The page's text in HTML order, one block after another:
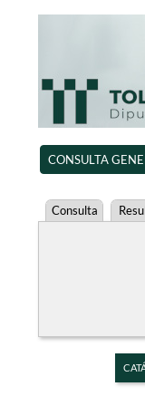
CONSULTA
Consulta